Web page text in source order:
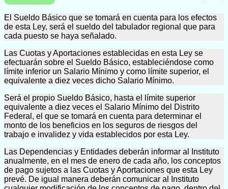
El Sueldo Básico que se tomará en cuenta para los efectos
de esta Ley, será el sueldo del tabulador regional que para
cada puesto se haya señalado.
Las Cuotas y Aportaciones establecidas en esta Ley se
efectuarán sobre el Sueldo Básico, estableciéndose como
límite inferior un Salario Mínimo y como límite superior, el
equivalente a diez veces dicho Salario Mínimo.
Será el propio Sueldo Básico, hasta el límite superior
equivalente a diez veces el Salario Mínimo del Distrito
Federal, el que se tomará en cuenta para determinar el
monto de los beneficios en los seguros de riesgos del
trabajo e invalidez y vida establecidos por esta Ley.
Las Dependencias y Entidades deberán informar al Instituto
anualmente, en el mes de enero de cada año, los conceptos
de pago sujetos a las Cuotas y Aportaciones que esta Ley
prevé. De igual manera deberán comunicar al Instituto